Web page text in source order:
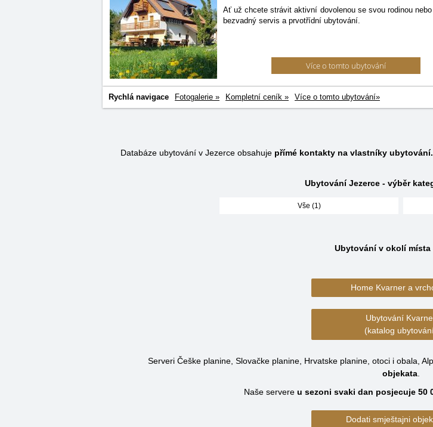
Ať už chcete strávit aktivní dovolenou se svou rodinou
bezvadný servis a prvotřídní ubytování.
Více o tomto ubytování
Rychlá navigace Fotogalerie » Kompletní ceník » Více o tomto ubytování»
Databáze ubytování v Jezerce obsahuje přímé kontakty na vlastníky ubytování.
Ubytování Jezerce - výběr
Vše (1)
Ubytování v okolí místa
Home Kvarner a
Ubytování
(katalog
Serveri Češke planine, Slovačke planine, Hrvatske planine, otoci i obala,
objekata.
Naše servere u sezoni svaki dan posjecuje 50
Dodati smještajni